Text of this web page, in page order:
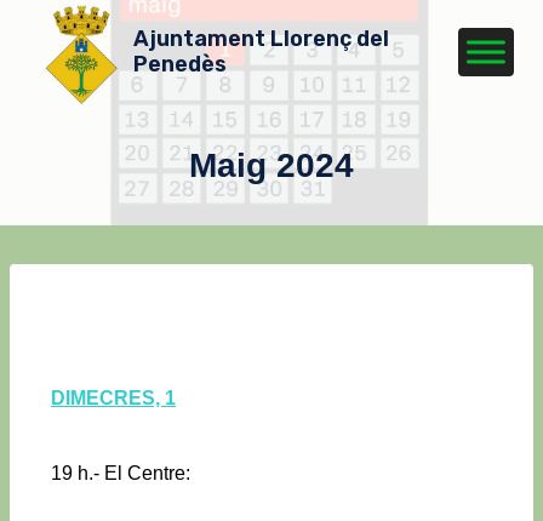
Ajuntament Llorenç del
Penedès
Maig 2024
DIMECRES, 1
19 h.- El Centre: